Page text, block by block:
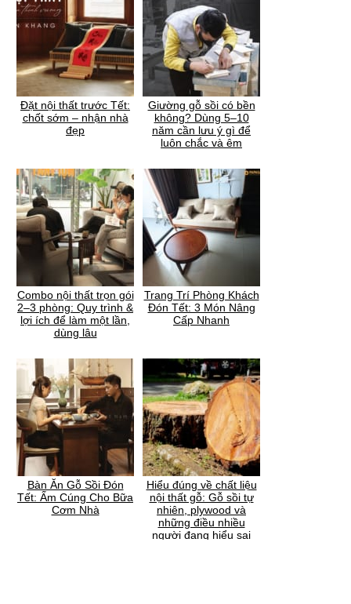
Đặt nội thất trước Tết:
chốt sớm – nhận nhà
đẹp
Giường gỗ sồi có bền
không? Dùng 5–10
năm cần lưu ý gì để
luôn chắc và êm
Combo nội thất trọn gói
2–3 phòng: Quy trình &
lợi ích để làm một lần,
dùng lâu
Trang Trí Phòng Khách
Đón Tết: 3 Món Nâng
Cấp Nhanh
Bàn Ăn Gỗ Sồi Đón
Tết: Ấm Cúng Cho Bữa
Cơm Nhà
Hiểu đúng về chất liệu
nội thất gỗ: Gỗ sồi tự
nhiên, plywood và
những điều nhiều
người đang hiểu sai